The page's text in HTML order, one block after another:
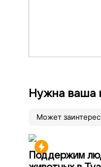
Нужна ваша
Может
Поддержим